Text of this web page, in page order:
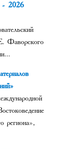
- 2026
Фаворского
региона»,